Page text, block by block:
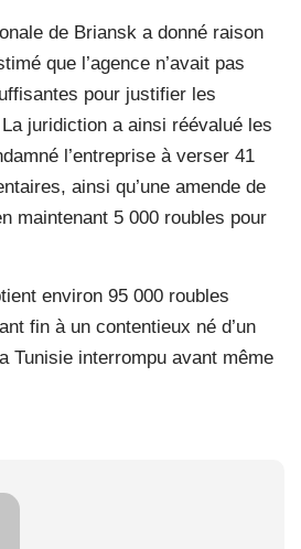
de Briansk a donné raison
que l’agence n’avait pas
pour justifier les
juridiction a ainsi réévalué les
l’entreprise à verser 41
ainsi qu’une amende de
maintenant 5 000 roubles pour
environ 95 000 roubles
fin à un contentieux né d’un
Tunisie interrompu avant même